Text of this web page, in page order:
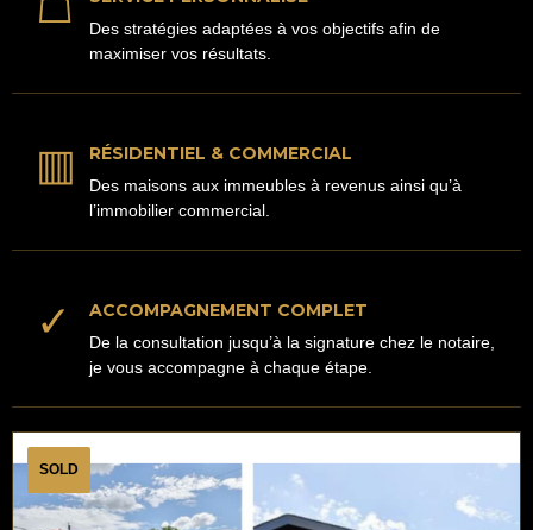
Des stratégies adaptées à vos objectifs afin de
maximiser vos résultats.
▥ RÉSIDENTIEL & COMMERCIAL
Des maisons aux immeubles à revenus ainsi qu’à
l’immobilier commercial.
✓ ACCOMPAGNEMENT COMPLET
De la consultation jusqu’à la signature chez le notaire,
je vous accompagne à chaque étape.
SOLD